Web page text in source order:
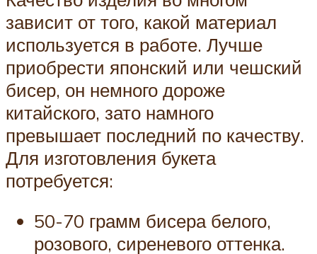
зависит от того, какой материал
используется в работе. Лучше
приобрести японский или чешский
бисер, он немного дороже
китайского, зато намного
превышает последний по качеству.
Для изготовления букета
потребуется:
50-70 грамм бисера белого,
розового, сиреневого оттенка.